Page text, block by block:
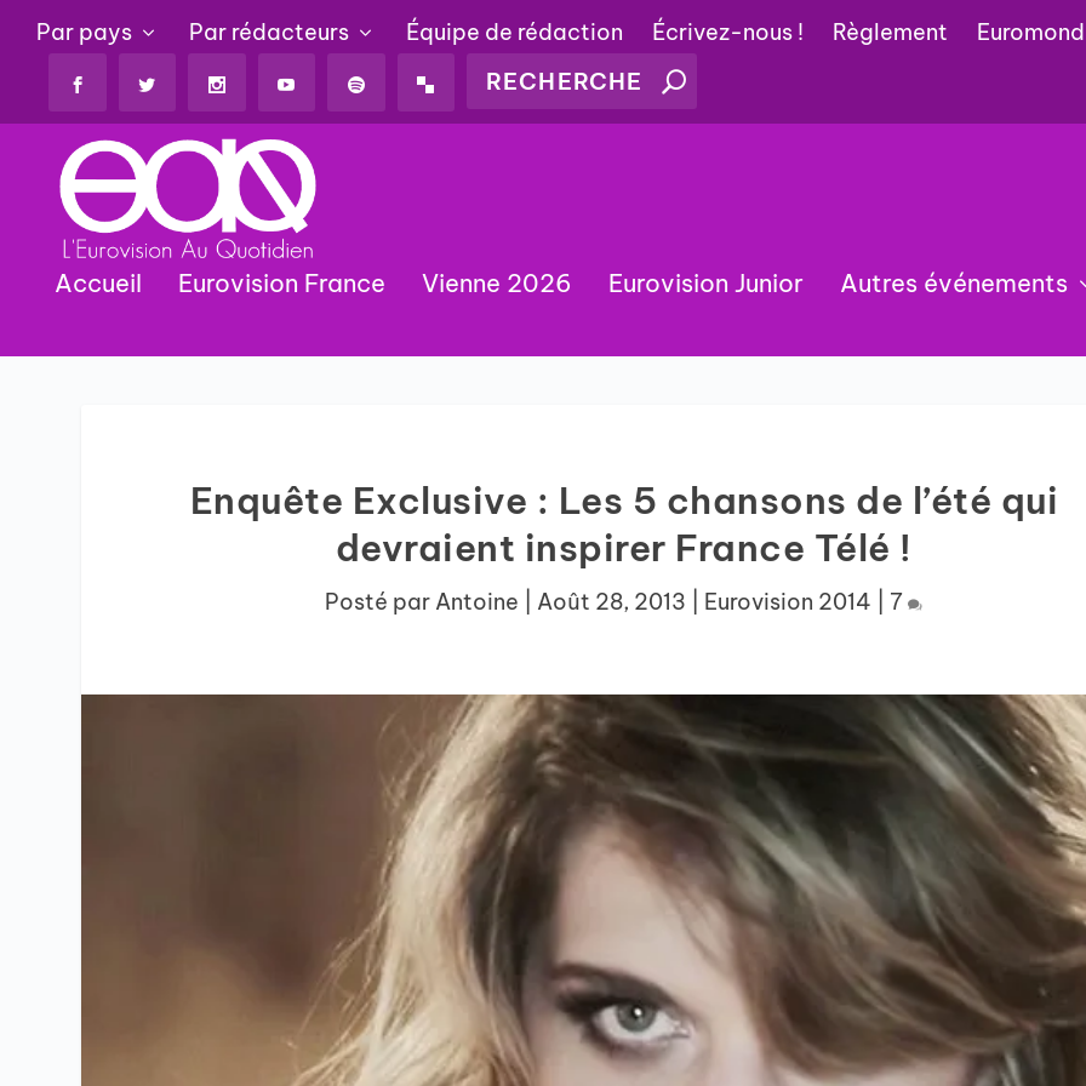
Par pays Par rédacteurs Équipe de rédaction Écrivez-nous ! Règlement
Accueil Eurovision France Vienne 2026 Eurovision Junior Autres événements
Enquête Exclusive : Les 5 chansons de l’été qui
devraient inspirer France Télé !
Posté par Antoine Août 28, 2013 Eurovision 2014 7